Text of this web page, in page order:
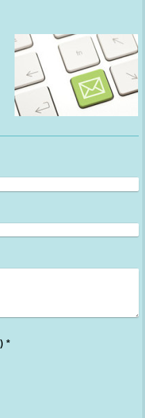
Captcha (codice protezione spam) *